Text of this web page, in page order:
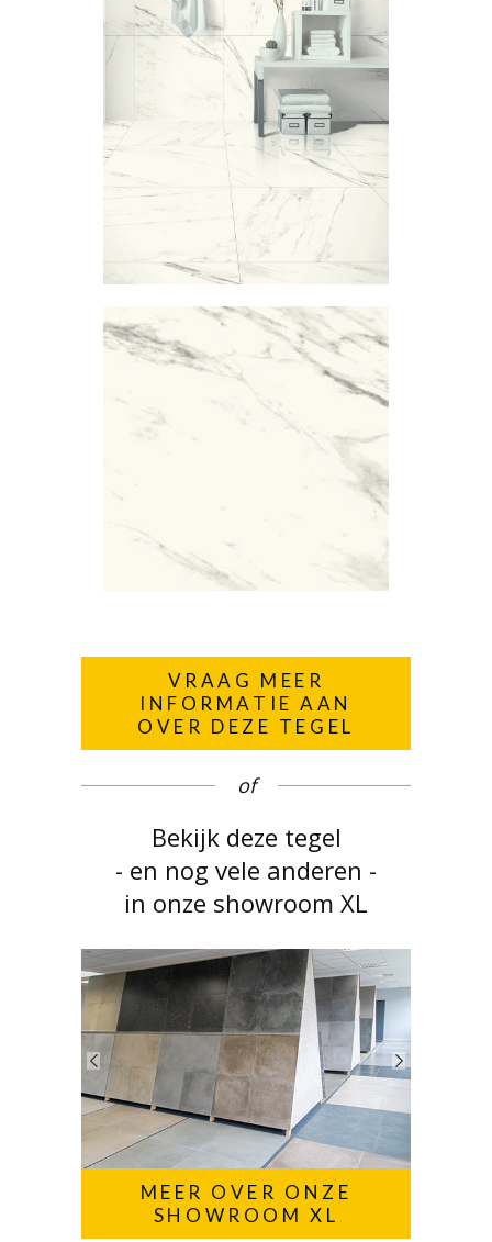
VRAAG MEER
INFORMATIE AAN
OVER DEZE TEGEL
of
Bekijk deze tegel
- en nog vele anderen -
in onze showroom XL
MEER OVER ONZE
SHOWROOM XL